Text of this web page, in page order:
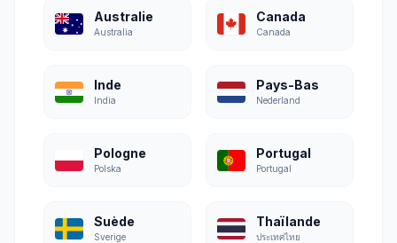
Australie
Australia
Canada
Canada
Inde
India
Pays-Bas
Nederland
Pologne
Polska
Portugal
Portugal
Suède
Sverige
Thaïlande
ประเทศไทย